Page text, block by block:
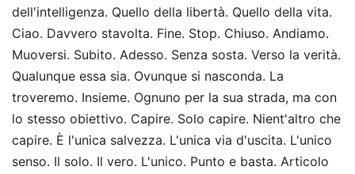
dell'intelligenza. Quello della libertà. Quello della vita.
Ciao. Davvero stavolta. Fine. Stop. Chiuso. Andiamo.
Muoversi. Subito. Adesso. Senza sosta. Verso la verità.
Qualunque essa sia. Ovunque si nasconda. La
troveremo. Insieme. Ognuno per la sua strada, ma con
lo stesso obiettivo. Capire. Solo capire. Nient'altro che
capire. È l'unica salvezza. L'unica via d'uscita. L'unico
senso. Il solo. Il vero. L'unico. Punto e basta. Articolo